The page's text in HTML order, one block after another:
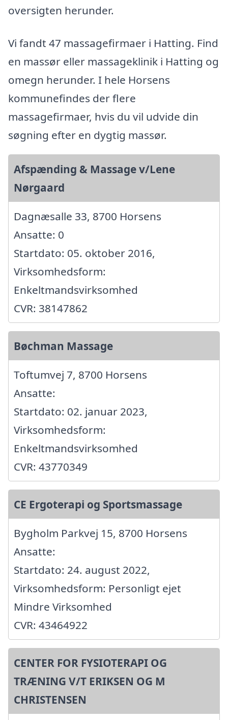
oversigten herunder.
Vi fandt 47 massagefirmaer i Hatting. Find
en massør eller massageklinik i Hatting og
omegn herunder. I hele Horsens
kommunefindes der flere
massagefirmaer, hvis du vil udvide din
søgning efter en dygtig massør.
Afspænding & Massage v/Lene
Nørgaard
Dagnæsalle 33, 8700 Horsens
Ansatte: 0
Startdato: 05. oktober 2016,
Virksomhedsform:
Enkeltmandsvirksomhed
CVR: 38147862
Bøchman Massage
Toftumvej 7, 8700 Horsens
Ansatte:
Startdato: 02. januar 2023,
Virksomhedsform:
Enkeltmandsvirksomhed
CVR: 43770349
CE Ergoterapi og Sportsmassage
Bygholm Parkvej 15, 8700 Horsens
Ansatte:
Startdato: 24. august 2022,
Virksomhedsform: Personligt ejet
Mindre Virksomhed
CVR: 43464922
CENTER FOR FYSIOTERAPI OG
TRÆNING V/T ERIKSEN OG M
CHRISTENSEN